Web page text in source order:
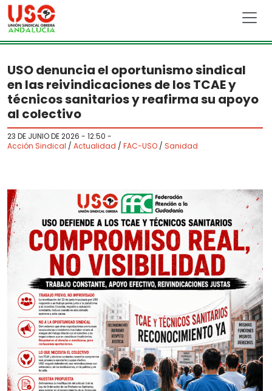
Skip to main content
USO denuncia el oportunismo sindical
en las reivindicaciones de los TCAE y
técnicos sanitarios y reafirma su apoyo
al colectivo
23 DE JUNIO DE 2026 - 12:50 -
Acción Sindical / Actualidad / FAC-USO / Sanidad